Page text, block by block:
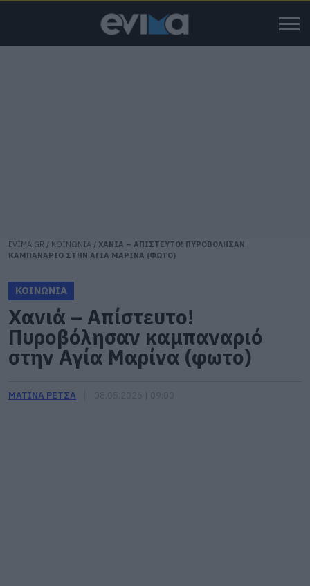
EVIMA.GR / ΚΟΙΝΩΝΙΑ / ΧΑΝΙΑ – ΑΠΙΣΤΕΥΤΟ! ΠΥΡΟΒΟΛΗΣΑΝ
ΚΑΜΠΑΝΑΡΙΟ ΣΤΗΝ ΑΓΙΑ ΜΑΡΙΝΑ (ΦΩΤΟ)
ΚΟΙΝΩΝΙΑ
Χανιά – Απίστευτο!
Πυροβόλησαν καμπαναριό
στην Αγία Μαρίνα (φωτο)
ΜΑΤΙΝΑ ΡΕΤΣΑ